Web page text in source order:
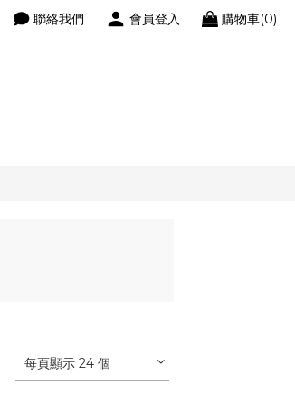
聯絡我們 會員登入 購物車(0)
每頁顯示 24 個